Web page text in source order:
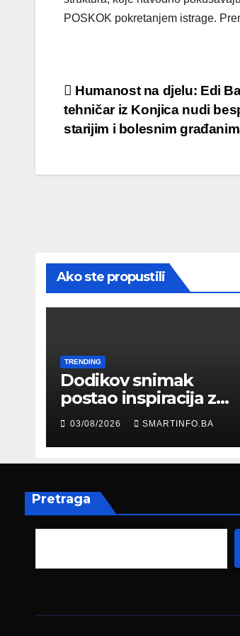
POSKOK pokretanjem istrage.
Post
navigation
Humanost na djelu: Edi
tehničar iz Konjica nudi
starijim i bolesnim
Ako ste propustili
TRENDING
Dodikov snimak
postao inspiracija za
šale: Građani kroz
parodiju poslali
poruku
03/08/2026 SMARTINFO.BA
Pretraga